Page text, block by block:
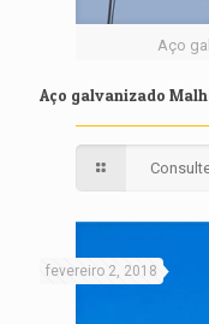
Aço
Aço galvanizado
fevereiro 2, 2018